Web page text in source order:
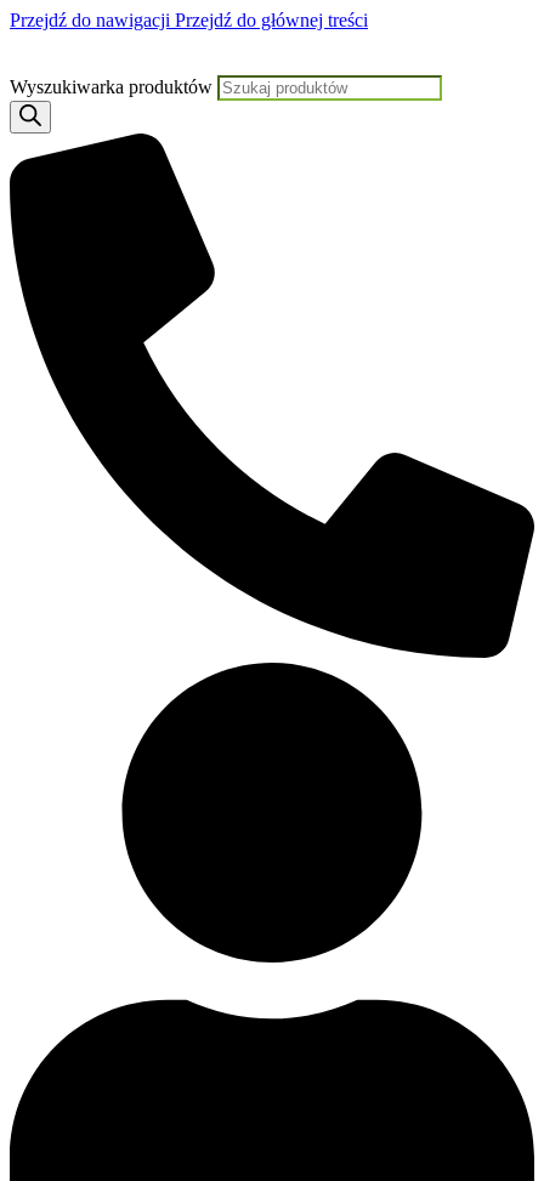
Przejdź do nawigacji Przejdź do głównej treści
Wyszukiwarka produktów